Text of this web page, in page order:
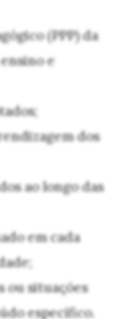
(PPP) da
e
dos
ao longo das
em cada
ou situações
específico.